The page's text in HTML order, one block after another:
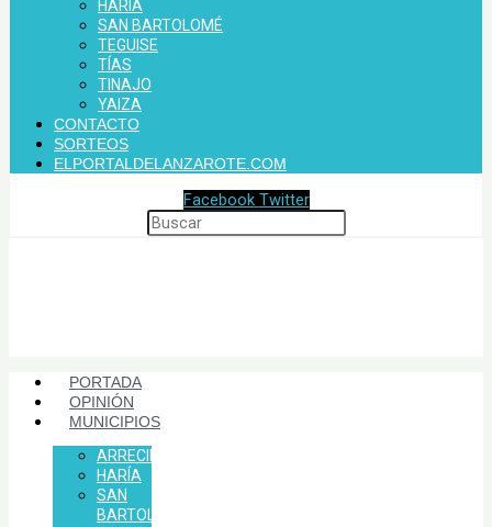
HARÍA
SAN BARTOLOMÉ
TEGUISE
TÍAS
TINAJO
YAIZA
CONTACTO
SORTEOS
ELPORTALDELANZAROTE.COM
Facebook Twitter
PORTADA
OPINIÓN
MUNICIPIOS
ARRECIFE
HARÍA
SAN
BARTOLOMÉ